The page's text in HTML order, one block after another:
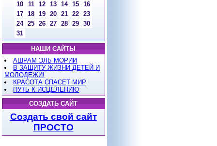
10
11 12 13 14 15 16
17 18 19 20 21 22 23
24 25 26 27 28 29 30
31
НАШИ САЙТЫ
АШРАМ ЭЛЬ МОРИИ
В ЗАЩИТУ ЖИЗНИ ДЕТЕЙ И
МОЛОДЕЖИ!
КРАСОТА СПАСЕТ МИР
ПУТЬ К ИСЦЕЛЕНИЮ
СОЗДАТЬ САЙТ
Создать свой сайт
ПРОСТО